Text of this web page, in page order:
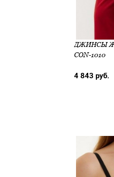
ДЖИНСЫ
CON-1010
4 843 руб.